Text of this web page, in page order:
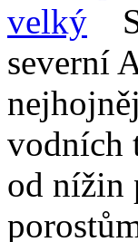
severní
vodních
od nížin